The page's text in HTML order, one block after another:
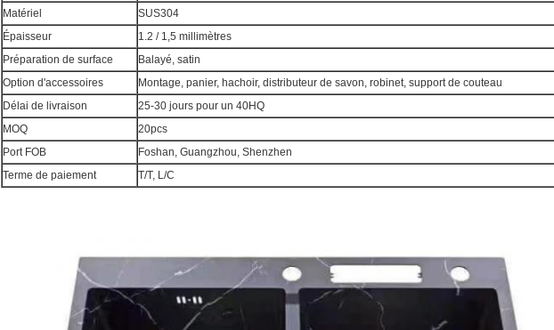
Matériel
SUS304
Épaisseur
1.2 / 1,5 millimètres
Préparation de surface
Balayé, satin
Option d'accessoires
Montage, panier, hachoir, distributeur de savon, robinet, support de couteau
Délai de livraison
25-30 jours pour un 40HQ
MOQ
20pcs
Port FOB
Foshan, Guangzhou, Shenzhen
Terme de paiement
T/T, L/C